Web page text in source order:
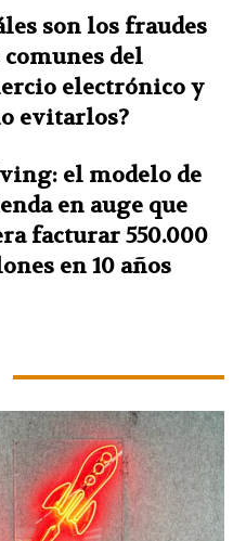
son los fraudes
comunes del
electrónico y
evitarlos?
el modelo de
en auge que
facturar 550.000
en 10 años